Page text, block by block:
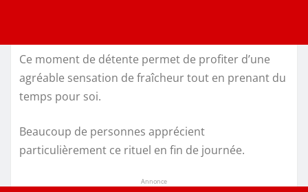
Ce moment de détente permet de profiter d’une
agréable sensation de fraîcheur tout en prenant du
temps pour soi.
Beaucoup de personnes apprécient
particulièrement ce rituel en fin de journée.
Annonce